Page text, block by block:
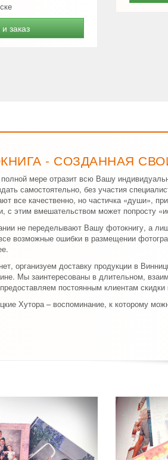
заказ
- СОЗДАННАЯ
мере отразит всю Вашу
самостоятельно, без участия
все качественно, но частичка «души»,
с этим вмешательством может попросту
не переделывают Вашу фотокнигу, а
возможные ошибки в размещении
организуем доставку продукции в
Мы заинтересованы в длительном,
постоянным клиентам
Хутора – воспоминание, к которому